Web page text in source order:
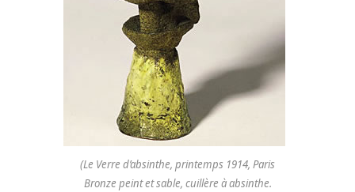
(Le Verre d’absinthe, printemps 1914, Paris
Bronze peint et sable, cuillère à absinthe.